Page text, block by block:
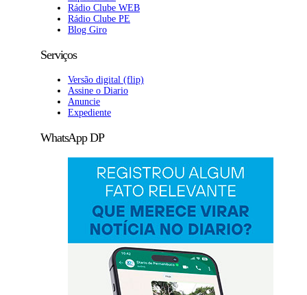
Rádio Clube WEB
Rádio Clube PE
Blog Giro
Serviços
Versão digital (flip)
Assine o Diario
Anuncie
Expediente
WhatsApp DP